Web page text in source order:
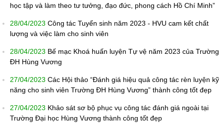
học tập và làm theo tư tưởng, đạo đức, phong cách Hồ Chí Minh”
28/04/2023 Công tác Tuyển sinh năm 2023 - HVU cam kết chất
lượng và việc làm cho sinh viên
28/04/2023 Bế mạc Khoá huấn luyện Tự vệ năm 2023 của Trường
ĐH Hùng Vương
27/04/2023 Các Hội thảo “Đánh giá hiệu quả công tác rèn luyện kỹ
năng cho sinh viên Trường ĐH Hùng Vương” thành công tốt đẹp
27/04/2023 Khảo sát sơ bộ phục vụ công tác đánh giá ngoài tại
Trường Đại học Hùng Vương thành công tốt đẹp